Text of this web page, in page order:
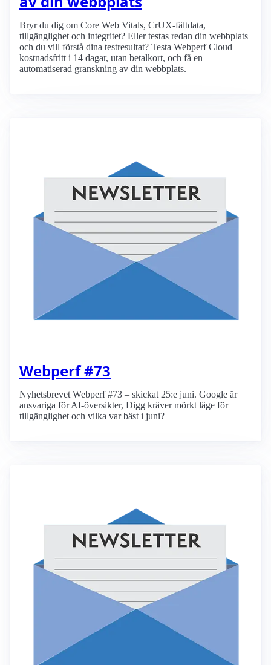
Bryr du dig om Core Web Vitals, CrUX-fältdata,
tillgänglighet och integritet? Eller testas redan din webbplats
och du vill förstå dina testresultat? Testa Webperf Cloud
kostnadsfritt i 14 dagar, utan betalkort, och få en
automatiserad granskning av din webbplats.
Webperf #73
Nyhetsbrevet Webperf #73 – skickat 25:e juni. Google är
ansvariga för AI-översikter, Digg kräver mörkt läge för
tillgänglighet och vilka var bäst i juni?